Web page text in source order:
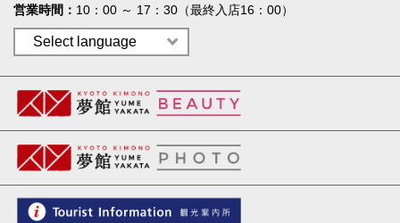
営業時間
10：00 ～ 17：30（最終入店16：00）